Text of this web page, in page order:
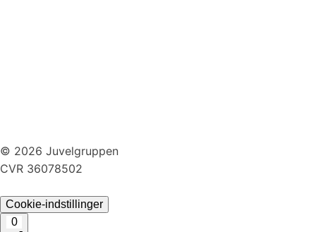
© 2026 Juvelgruppen
CVR 36078502
Cookie-indstillinger
0